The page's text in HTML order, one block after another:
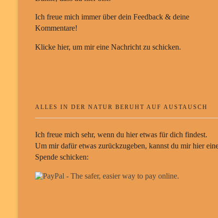
Ich freue mich immer über dein Feedback & deine
Kommentare!
Klicke hier, um mir eine Nachricht zu schicken.
ALLES IN DER NATUR BERUHT AUF AUSTAUSCH
Ich freue mich sehr, wenn du hier etwas für dich findest.
Um mir dafür etwas zurückzugeben, kannst du mir hier
Spende schicken: